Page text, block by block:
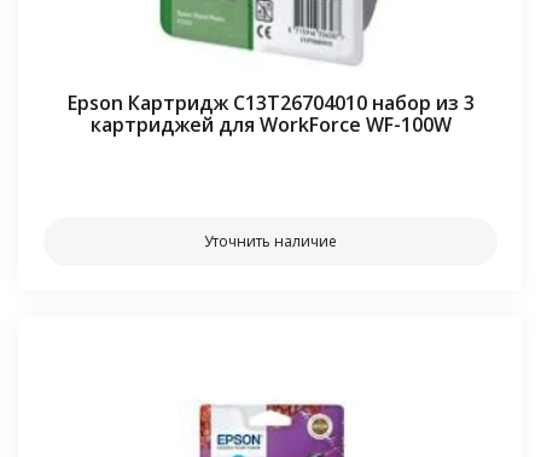
Epson Картридж C13T26704010 набор из 3
картриджей для WorkForce WF-100W
Уточнить наличие